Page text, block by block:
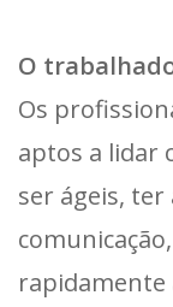
O
Os
aptos a lidar
ser ágeis, ter
rapidamente